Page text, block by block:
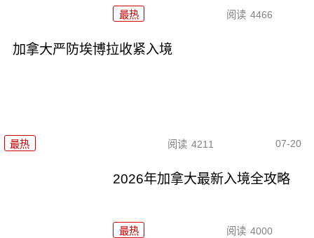
最热 阅读 4466
加拿大严防埃博拉收紧入境
最热 阅读 4211 07-20
2026年加拿大最新入境全攻略
最热 阅读 4000